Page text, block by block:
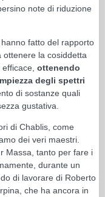
note di riduzione
fatto del rapporto
la cosiddetta
ottenendo
degli spettri
di sostanze quali
gustativa.
di Chablis, come
dei veri maestri.
Massa, tanto per fare i
durante un
di lavorare di Roberto
che ha ancora in